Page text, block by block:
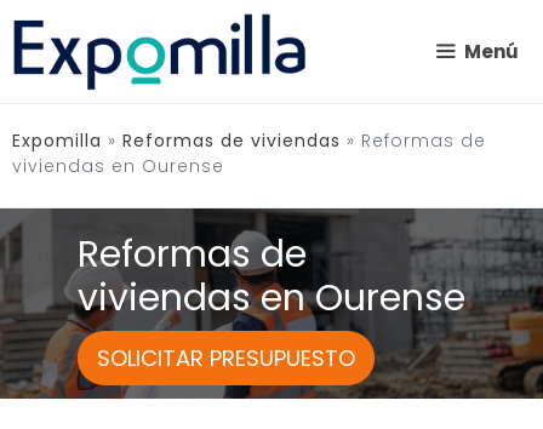
Saltar
contenido
Menú
Expomilla » Reformas de viviendas » Reformas de
viviendas en Ourense
Reformas de
viviendas en Ourense
SOLICITAR PRESUPUESTO